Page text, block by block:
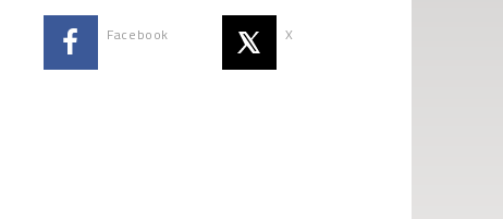
Facebook X